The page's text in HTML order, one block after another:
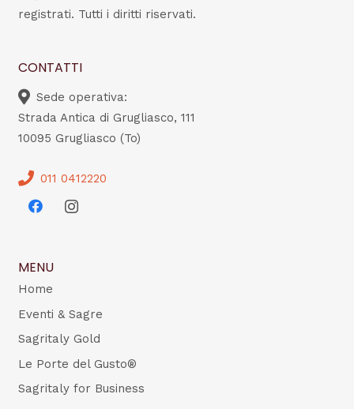
registrati. Tutti i diritti riservati.
CONTATTI
Sede operativa:
Strada Antica di Grugliasco, 111
10095 Grugliasco (To)
011 0412220
MENU
Home
Eventi & Sagre
Sagritaly Gold
Le Porte del Gusto®
Sagritaly for Business